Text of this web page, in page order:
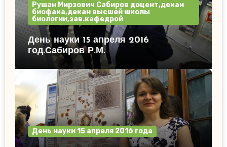
Рушан Мирзович Сабиров доцент,декан
биофака,декан высшей школы
биологии,зав.кафедрой
День науки 15 апреля 2016
год.Сабиров Р.М.
День науки 15 апреля 2016 года